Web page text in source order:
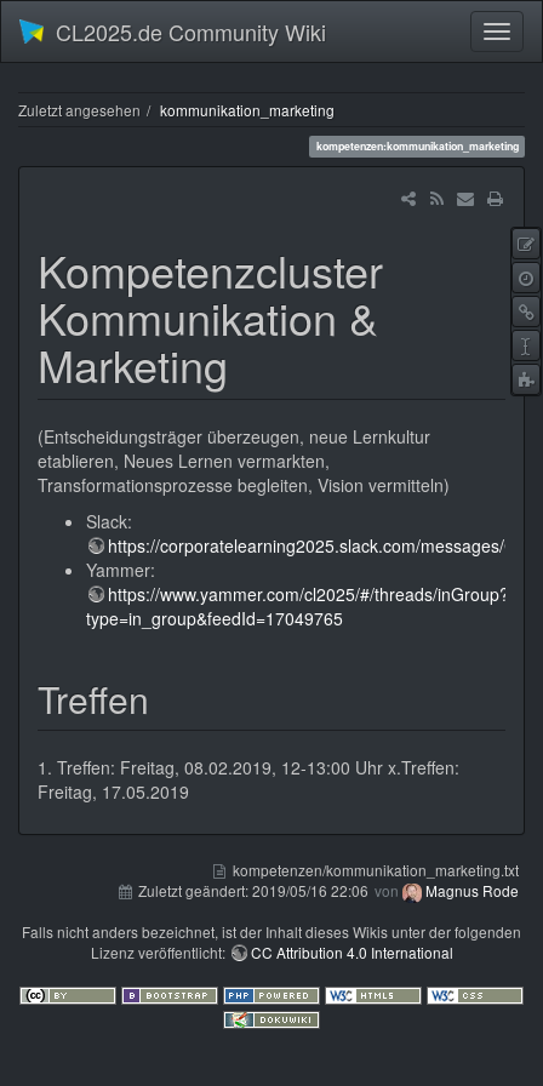
CL2025.de Community Wiki
Zuletzt angesehen kommunikation_marketing
kompetenzen:kommunikation_marketing
Kompetenzcluster
Kommunikation &
Marketing
(Entscheidungsträger überzeugen, neue Lernkultur
etablieren, Neues Lernen vermarkten,
Transformationsprozesse begleiten, Vision vermitteln)
Slack:
https://corporatelearning2025.slack.com/messages/
Yammer:
https://www.yammer.com/cl2025/#/threads/inGroup?
type=in_group&feedId=17049765
Treffen
1. Treffen: Freitag, 08.02.2019, 12-13:00 Uhr x.Treffen:
Freitag, 17.05.2019
kompetenzen/kommunikation_marketing.txt
Zuletzt geändert:2019/05/16 22:06 von
Magnus Rode
Falls nicht anders bezeichnet, ist der Inhalt dieses Wikis unter der folgenden
Lizenz veröffentlicht:
CC Attribution 4.0 International